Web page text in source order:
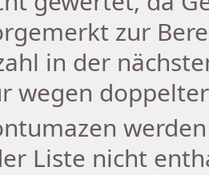
zur
in der
wegen
Liste nicht